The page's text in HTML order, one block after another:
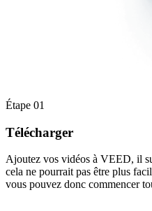
Étape 01
Télécharger
Ajoutez vos vidéos à VEED, il
cela ne pourrait pas être plus
vous pouvez donc commencer